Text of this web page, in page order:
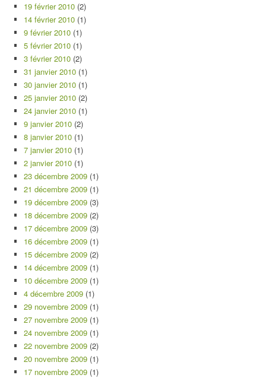
19 février 2010 (2)
14 février 2010 (1)
9 février 2010 (1)
5 février 2010 (1)
3 février 2010 (2)
31 janvier 2010 (1)
30 janvier 2010 (1)
25 janvier 2010 (2)
24 janvier 2010 (1)
9 janvier 2010 (2)
8 janvier 2010 (1)
7 janvier 2010 (1)
2 janvier 2010 (1)
23 décembre 2009 (1)
21 décembre 2009 (1)
19 décembre 2009 (3)
18 décembre 2009 (2)
17 décembre 2009 (3)
16 décembre 2009 (1)
15 décembre 2009 (2)
14 décembre 2009 (1)
10 décembre 2009 (1)
4 décembre 2009 (1)
29 novembre 2009 (1)
27 novembre 2009 (1)
24 novembre 2009 (1)
22 novembre 2009 (2)
20 novembre 2009 (1)
17 novembre 2009 (1)